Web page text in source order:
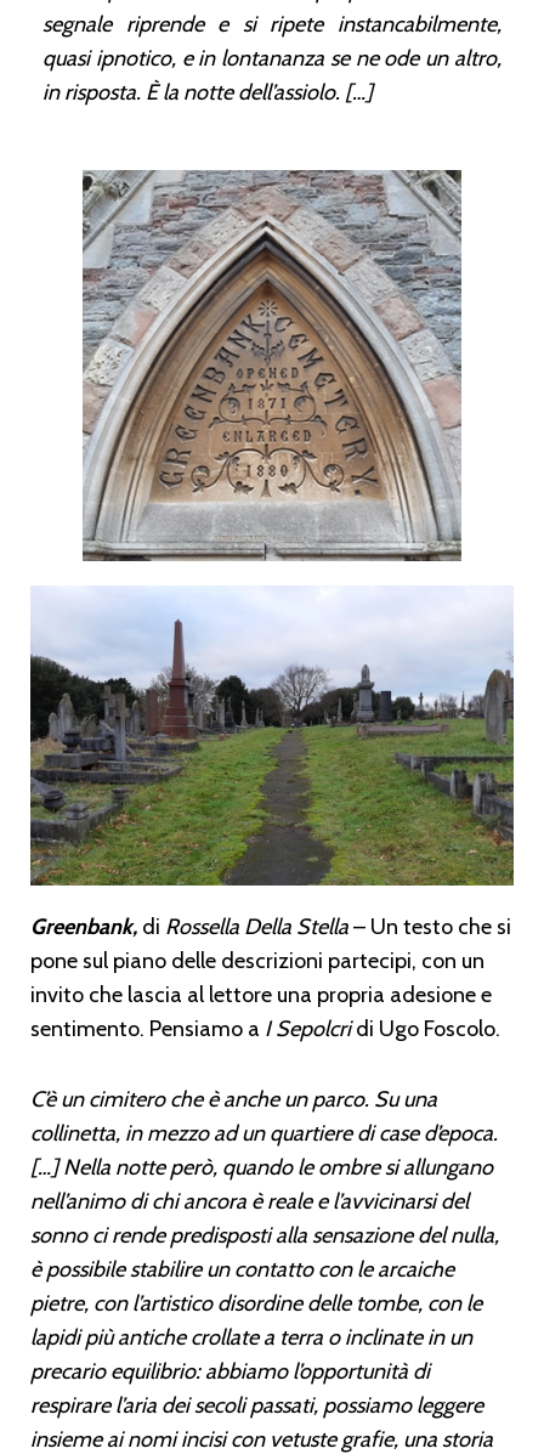
segnale riprende e si ripete instancabilmente,
quasi ipnotico, e in lontananza se ne ode un altro,
in risposta. È la notte dell’assiolo. […]
Greenbank, di Rossella Della Stella– Un testo che si
pone sul piano delle descrizioni partecipi, con un
invito che lascia al lettore una propria adesione e
sentimento. Pensiamo a I Sepolcridi Ugo Foscolo.
C’è un cimitero che è anche un parco. Su una
collinetta, in mezzo ad un quartiere di case d’epoca.
[…] Nella notte però, quando le ombre si allungano
nell’animo di chi ancora è reale e l’avvicinarsi del
sonno ci rende predisposti alla sensazione del nulla,
è possibile stabilire un contatto con le arcaiche
pietre, con l’artistico disordine delle tombe, con le
lapidi più antiche crollate a terra o inclinate in un
precario equilibrio: abbiamo l’opportunità di
respirare l’aria dei secoli passati, possiamo leggere
insieme ai nomi incisi con vetuste grafie, una storia